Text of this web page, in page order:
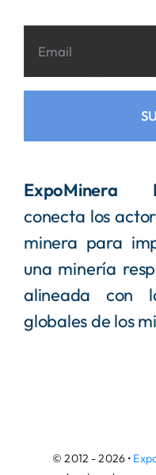
ExpoMinera
conecta los
minera para
una minería
alineada con
globales de los
© 2012 - 2026 •